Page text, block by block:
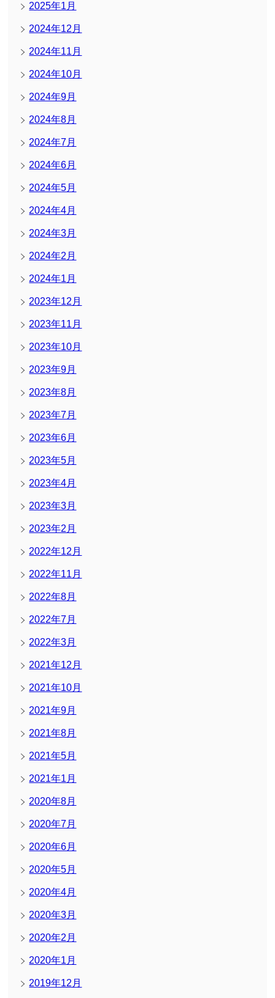
2025年1月
2024年12月
2024年11月
2024年10月
2024年9月
2024年8月
2024年7月
2024年6月
2024年5月
2024年4月
2024年3月
2024年2月
2024年1月
2023年12月
2023年11月
2023年10月
2023年9月
2023年8月
2023年7月
2023年6月
2023年5月
2023年4月
2023年3月
2023年2月
2022年12月
2022年11月
2022年8月
2022年7月
2022年3月
2021年12月
2021年10月
2021年9月
2021年8月
2021年5月
2021年1月
2020年8月
2020年7月
2020年6月
2020年5月
2020年4月
2020年3月
2020年2月
2020年1月
2019年12月